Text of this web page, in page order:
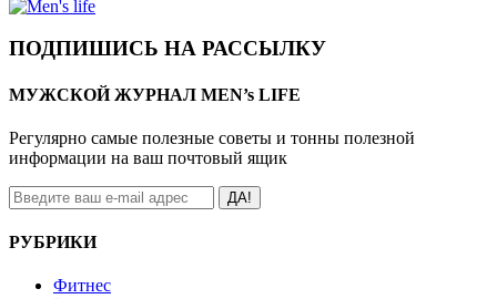
ПОДПИШИСЬ НА РАССЫЛКУ
МУЖСКОЙ ЖУРНАЛ MEN’s LIFE
Регулярно самые полезные советы и тонны полезной
информации на ваш почтовый ящик
ДА!
РУБРИКИ
Фитнес